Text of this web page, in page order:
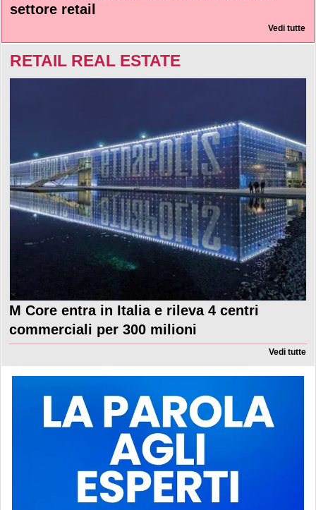
settore retail
Vedi tutte
RETAIL REAL ESTATE
M Core entra in Italia e rileva 4 centri
commerciali per 300 milioni
Vedi tutte